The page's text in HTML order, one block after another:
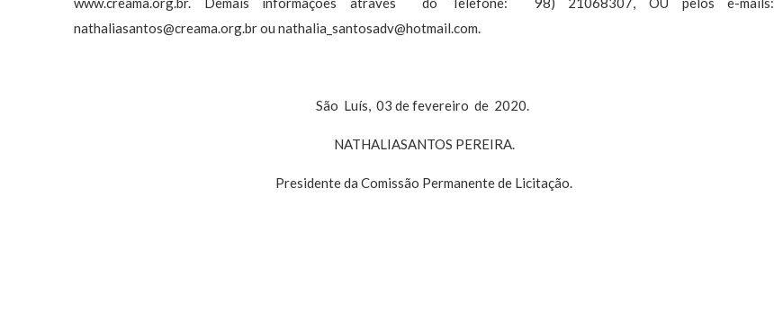
nathaliasantos@creama.org.brou nathalia_santosadv@hotmail.com.
São Luís, 03 de fevereiro de 2020.
NATHALIASANTOS PEREIRA.
Presidente da Comissão Permanente de Licitação.